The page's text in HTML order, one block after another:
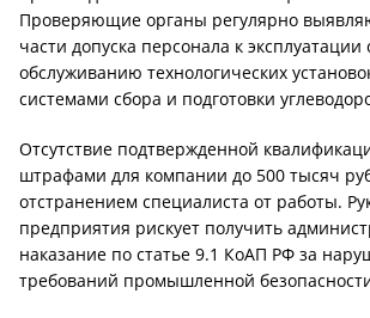
Проверяющие органы регулярно
части допуска персонала к эксплуатации
обслуживанию технологических
системами сбора и подготовки
Отсутствие подтвержденной
штрафами для компании до 500 тысяч
отстранением специалиста от работы.
предприятия рискует получить
наказание по статье 9.1 КоАП РФ за
требований промышленной